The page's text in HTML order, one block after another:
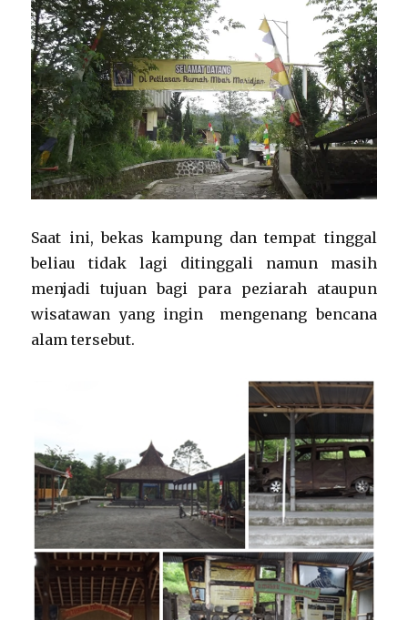
Saat ini, bekas kampung dan tempat tinggal
beliau tidak lagi ditinggali namun masih
menjadi tujuan bagi para peziarah ataupun
wisatawan yang ingin mengenang bencana
alam tersebut.